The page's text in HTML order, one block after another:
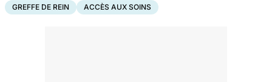
GREFFE DE REIN ACCÈS AUX SOINS